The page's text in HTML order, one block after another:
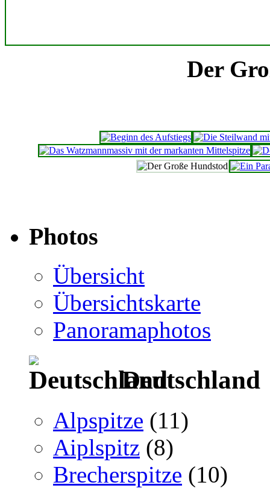
Der
Photos
Übersicht
Übersichtskarte
Panoramaphotos
Deutschland
Alpspitze (11)
Aiplspitz (8)
Brecherspitze (10)